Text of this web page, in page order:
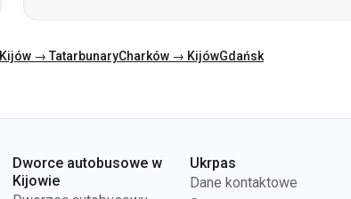
Kijów → TatarbunaryCharków → KijówGdańsk
Dworce autobusowe w
Kijowie
Ukrpas
Dane kontaktowe